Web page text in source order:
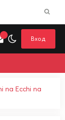
Вход
na Ecchi na